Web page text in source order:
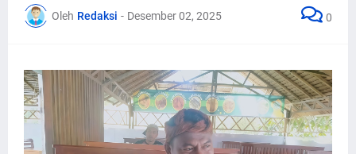
Oleh Redaksi - Desember 02, 2025 0